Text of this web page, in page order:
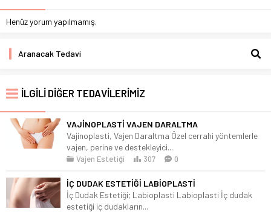
Henüz yorum yapılmamış.
İLGİLİ DİĞER TEDAVİLERİMİZ
VAJİNOPLASTİ VAJEN DARALTMA
Vajinoplasti, Vajen Daraltma Özel cerrahi yöntemlerle
vajen, perine ve destekleyici...
Vajen Estetiği 307 0
İÇ DUDAK ESTETİĞİ LABİOPLASTİ
İç Dudak Estetiği; Labioplasti Labioplasti İç dudak
estetiği iç dudakların...